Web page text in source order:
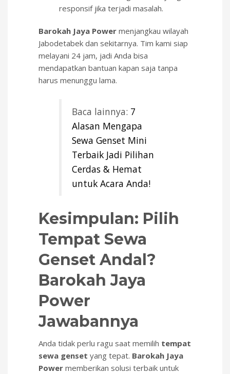
responsif jika terjadi masalah.
Barokah Jaya Power menjangkau wilayah
Jabodetabek dan sekitarnya. Tim kami siap
melayani 24 jam, jadi Anda bisa
mendapatkan bantuan kapan saja tanpa
harus menunggu lama.
Baca lainnya: 7
Alasan Mengapa
Sewa Genset Mini
Terbaik Jadi Pilihan
Cerdas & Hemat
untuk Acara Anda!
Kesimpulan: Pilih
Tempat Sewa
Genset Andal?
Barokah Jaya
Power
Jawabannya
Anda tidak perlu ragu saat memilih tempat
sewa genset yang tepat. Barokah Jaya
Power memberikan solusi terbaik untuk